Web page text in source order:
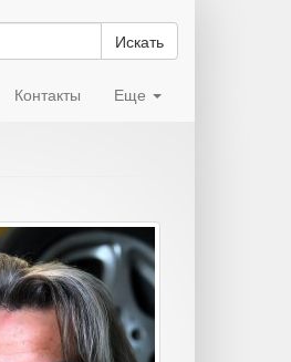
Искать
Контакты Еще